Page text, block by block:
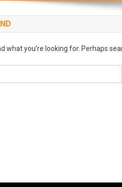
what you’re looking for. Perhaps